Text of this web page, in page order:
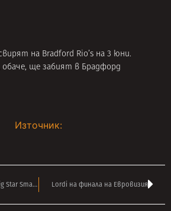
на Bradford Rio’s на 3 юни.
обаче, ще забият в Брадфорд
Източник:
REM, Райън Адамс в ‘Big Star Small World’ Lordi на финала на Евровизия